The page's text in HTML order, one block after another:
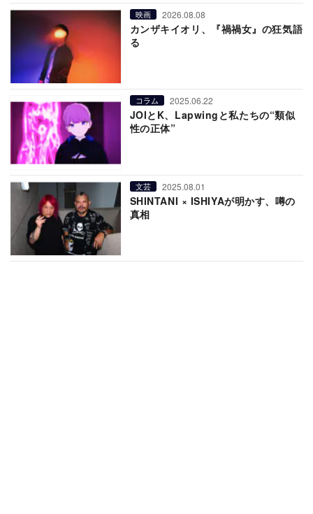
映画 2026.08.08
カンザキイオリ、『禍禍女』の狂気語
る
コラム 2025.06.22
JOIとK、Lapwingと私たちの“類似
性の正体”
文芸 2025.08.01
SHINTANI × ISHIYAが明かす、噂の
真相